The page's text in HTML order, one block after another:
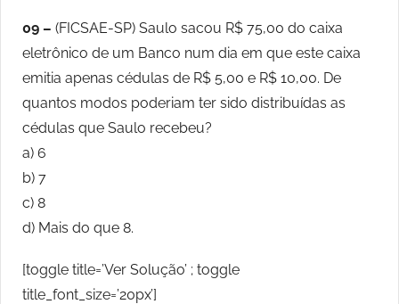
09 – (FICSAE-SP) Saulo sacou R$ 75,00 do caixa
eletrônico de um Banco num dia em que este caixa
emitia apenas cédulas de R$ 5,00 e R$ 10,00. De
quantos modos poderiam ter sido distribuídas as
cédulas que Saulo recebeu?
a) 6
b) 7
c) 8
d) Mais do que 8.
[toggle title=’Ver Solução’ ; toggle
title_font_size=’20px’]